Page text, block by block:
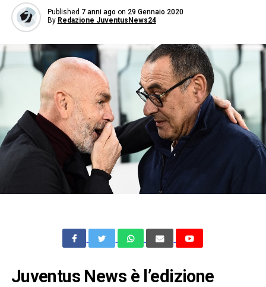
Published 7 anni ago on 29 Gennaio 2020
By Redazione JuventusNews24
Juventus News è l’edizione